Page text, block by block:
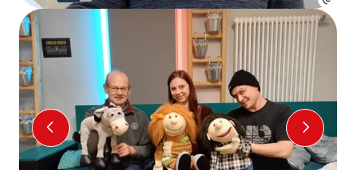
VORHERIGER SLIDE